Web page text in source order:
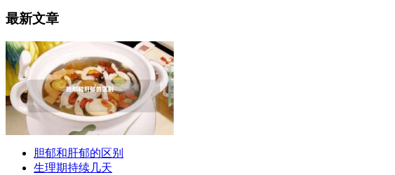
最新文章
胆郁和肝郁的区别
生理期持续几天